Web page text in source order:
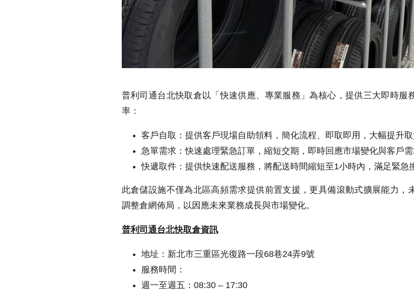
普利司通台北快取倉以「快速供應、專業服務」為核心，提供三大即時服
率：
客戶自取：提供客戶現場自助領料，簡化流程、即取即用，大幅提升取
急單需求：快速處理緊急訂單，縮短交期，即時回應市場變化與客戶需
快遞取件：提供快速配送服務，將配送時間縮短至1小時內，滿足緊急
此倉儲設施不僅為北區高頻需求提供前置支援，更具備滾動式擴展能力，
調整倉網佈局，以因應未來業務成長與市場變化。
普利司通台北快取倉資訊
地址：新北市三重區光復路一段68巷24弄9號
服務時間：
週一至週五：08:30 – 17:30